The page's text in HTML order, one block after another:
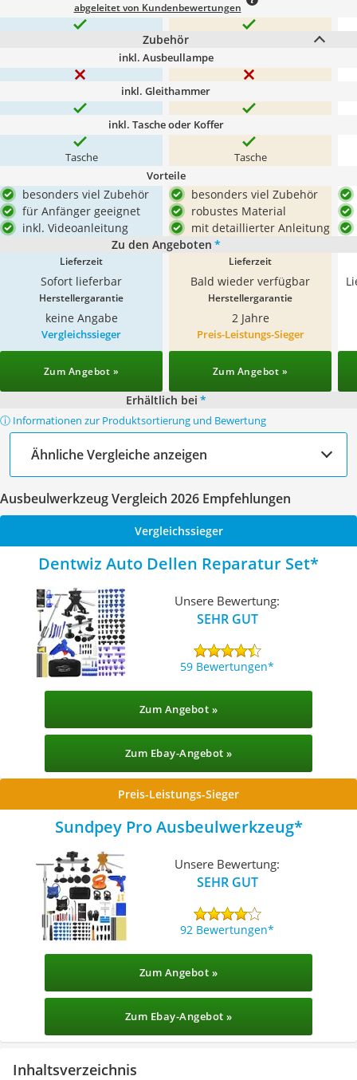
abgeleitet von Kundenbewertungen
Zubehör
inkl. Ausbeullampe
inkl. Gleithammer
inkl. Tasche oder Koffer
Tasche Tasche
Vorteile
besonders viel Zubehör
für Anfänger geeignet
inkl. Videoanleitung
besonders viel Zubehör
robustes Material
mit detaillierter Anleitung
Zu den Angeboten *
Lieferzeit
Sofort lieferbar
Lieferzeit
Bald wieder verfügbar
Herstellergarantie
keine Angabe
Herstellergarantie
2 Jahre
Vergleichssieger
Zum Angebot »
Preis-Leistungs-Sieger
Zum Angebot »
Erhältlich bei *
ⓘ Informationen zur Produktsortierung und Bewertung
Ähnliche Vergleiche anzeigen
Ausbeulwerkzeug Vergleich 2026 Empfehlungen
Vergleichssieger
Dentwiz Auto Dellen Reparatur Set
Unsere Bewertung:
SEHR GUT
59 Bewertungen
Zum Angebot »
Zum Ebay-Angebot »
Preis-Leistungs-Sieger
Sundpey Pro Ausbeulwerkzeug
Unsere Bewertung:
SEHR GUT
92 Bewertungen
Zum Angebot »
Zum Ebay-Angebot »
Inhaltsverzeichnis